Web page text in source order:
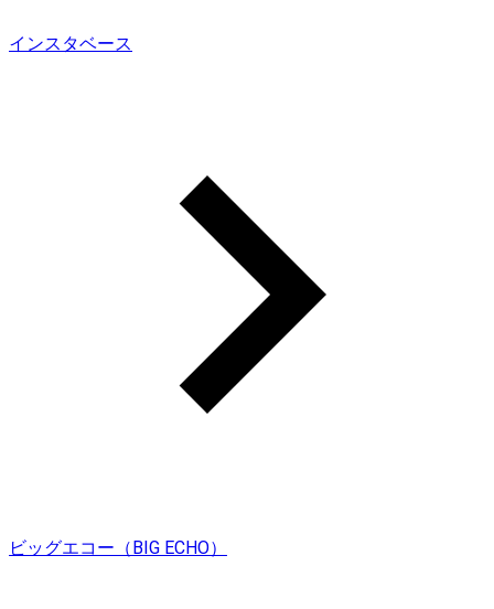
インスタベース
ビッグエコー（BIG ECHO）